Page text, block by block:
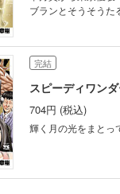
ブランとそうそう
完結
スピーディワン
704円 (税込)
輝く月の光をまと